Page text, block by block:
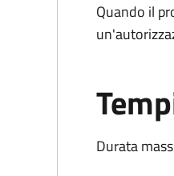
Quando il
Durata